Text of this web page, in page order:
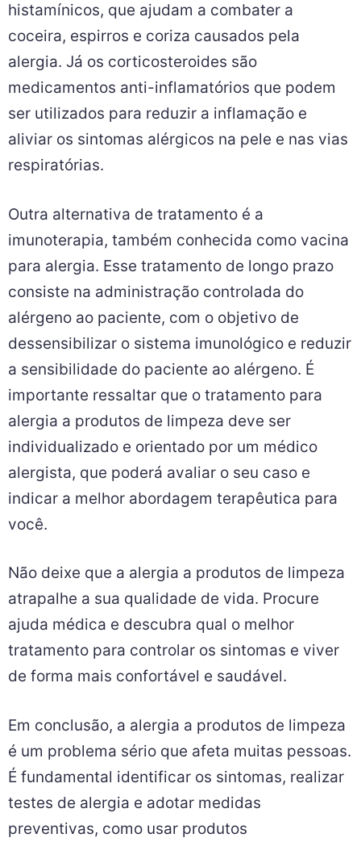
histamínicos, que ajudam a combater a
coceira, espirros e coriza causados pela
alergia. Já os corticosteroides são
medicamentos anti-inflamatórios que podem
ser utilizados para reduzir a inflamação e
aliviar os sintomas alérgicos na pele e nas vias
respiratórias.
Outra alternativa de tratamento é a
imunoterapia, também conhecida como vacina
para alergia. Esse tratamento de longo prazo
consiste na administração controlada do
alérgeno ao paciente, com o objetivo de
dessensibilizar o sistema imunológico e reduzir
a sensibilidade do paciente ao alérgeno. É
importante ressaltar que o tratamento para
alergia a produtos de limpeza deve ser
individualizado e orientado por um médico
alergista, que poderá avaliar o seu caso e
indicar a melhor abordagem terapêutica para
você.
Não deixe que a alergia a produtos de limpeza
atrapalhe a sua qualidade de vida. Procure
ajuda médica e descubra qual o melhor
tratamento para controlar os sintomas e viver
de forma mais confortável e saudável.
Em conclusão, a alergia a produtos de limpeza
é um problema sério que afeta muitas pessoas.
É fundamental identificar os sintomas, realizar
testes de alergia e adotar medidas
preventivas, como usar produtos